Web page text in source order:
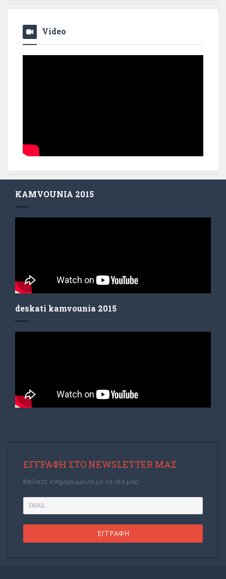
Video
KAMVOUNIA 2015
deskati kamvounia 2015
ΕΓΓΡΑΦΉ ΣΤΟ NEWSLETTER ΜΑΣ
Μείνετε ενημερωμένοι με τα νέα μας